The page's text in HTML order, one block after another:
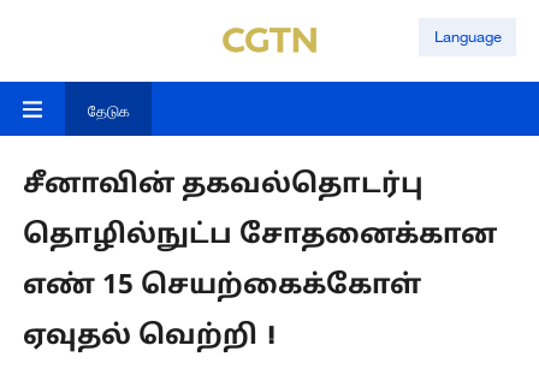
Language
தேடுக
சீனாவின் தகவல்தொடர்பு
தொழில்நுட்ப சோதனைக்கான
எண் 15 செயற்கைக்கோள்
ஏவுதல் வெற்றி！